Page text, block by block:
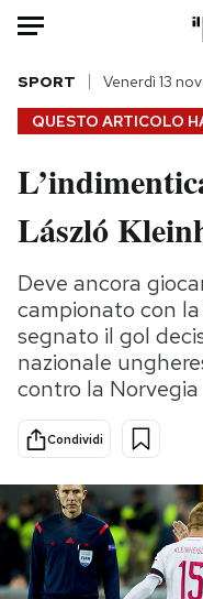
HOME
Italia
Mondo
Politica
Tecnologia
Internet
Scienza
Cultura
Sport
PODCAST
QUESTO ARTICOLO
SPORT Venerdì 13
László
Deve ancora
campionato con
segnato il gol
nazionale
contro la Norvegia
Condividi